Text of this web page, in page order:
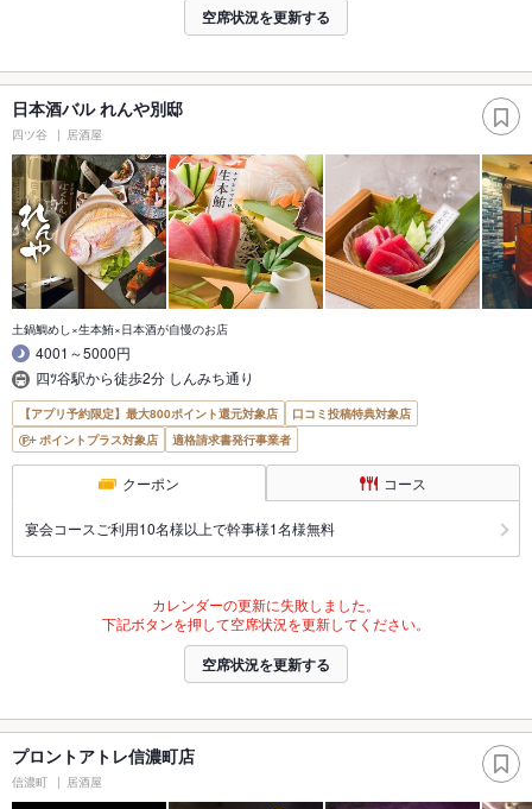
空席状況を更新する
日本酒バル れんや別邸
四ツ谷 居酒屋
土鍋鯛めし×生本鮪×日本酒が自慢のお店
4001～5000円
四ﾂ谷駅から徒歩2分 しんみち通り
【アプリ予約限定】最大800ポイント還元対象店
口コミ投稿特典対象店
ポイントプラス対象店
適格請求書発行事業者
クーポン コース
宴会コースご利用10名様以上で幹事様1名様無料
カレンダーの更新に失敗しました。
下記ボタンを押して空席状況を更新してください。
空席状況を更新する
プロントアトレ信濃町店
信濃町 居酒屋